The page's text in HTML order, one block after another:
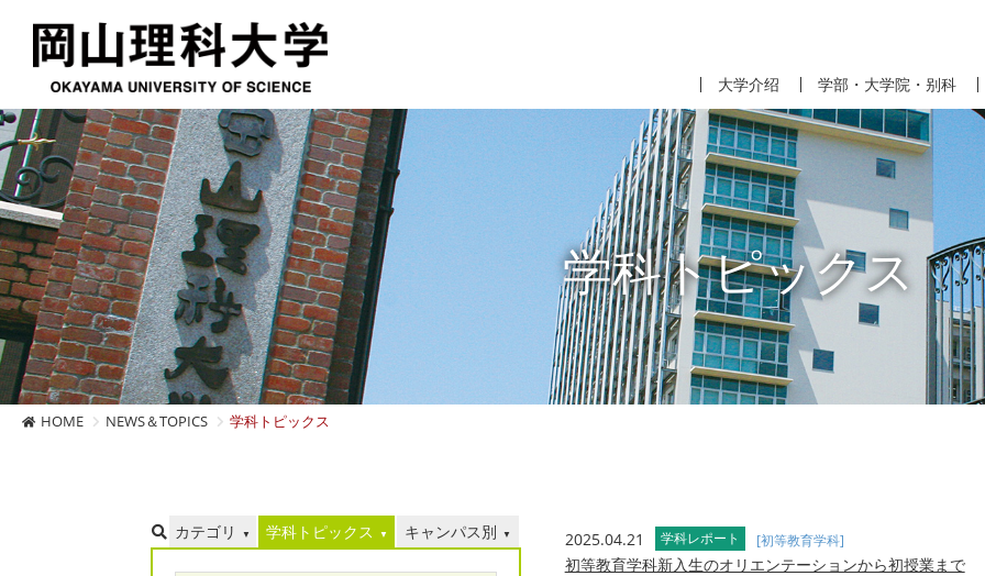
大学介绍 学部・大学院・别科
学科トピックス
HOME NEWS＆TOPICS 学科トピックス
カテゴリ 学科トピックス キャンパス別 2025.04.21 学科レポート [初等教育学科]
初等教育学科新入生のオリエンテーションから初授業まで